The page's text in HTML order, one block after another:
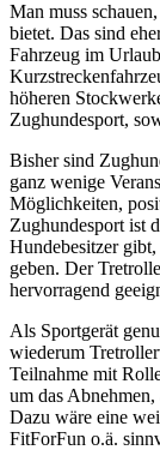
Man muss
bietet. Das sind
Fahrzeug im
höheren
Zughundesport,
Bisher sind
ganz wenige
Möglichkeiten,
Zughundesport ist
Hundebesitzer
geben. Der
hervorragend
Als Sportgerät
wiederum
Teilnahme mit
um das
Dazu wäre eine
FitForFun o.ä.